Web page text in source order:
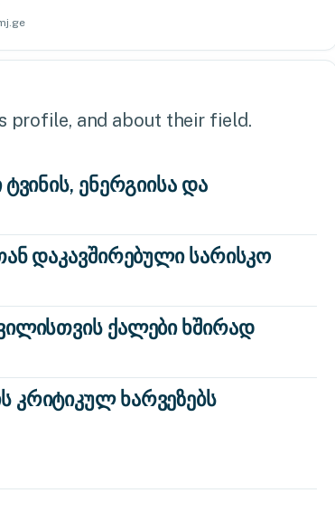
profile, and about their field.
ენერგიისა და
დაკავშირებული სარისკო
ქალები ხშირად
კრიტიკულ ხარვეზებს